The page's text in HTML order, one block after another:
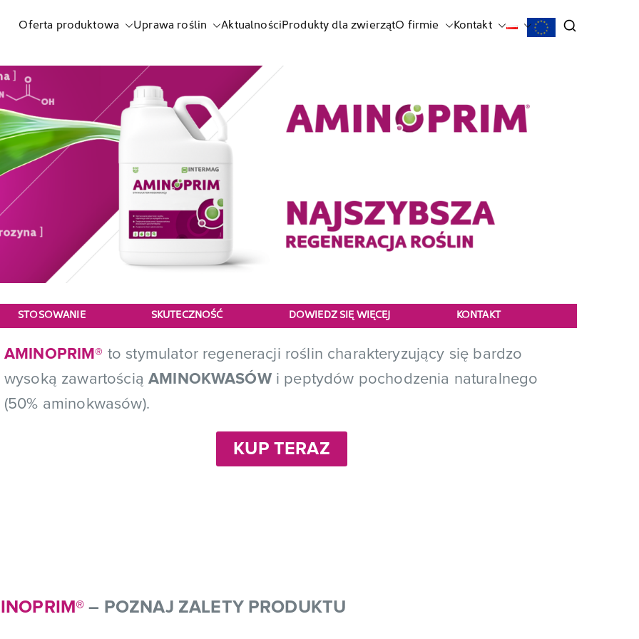
i biostymulatorów
Oferta produktowa Uprawa roślin AktualnościProdukty dla zwierzątO firmie Kontakt
STOSOWANIE SKUTECZNOŚĆ DOWIEDZ SIĘ WIĘCEJ KONTAKT
AMINOPRIM® to stymulator regeneracji roślin charakteryzujący się bardzo
wysoką zawartościąAMINOKWASÓWi peptydów pochodzenia naturalnego
(50% aminokwasów).
KUP TERAZ
– POZNAJ ZALETY PRODUKTU